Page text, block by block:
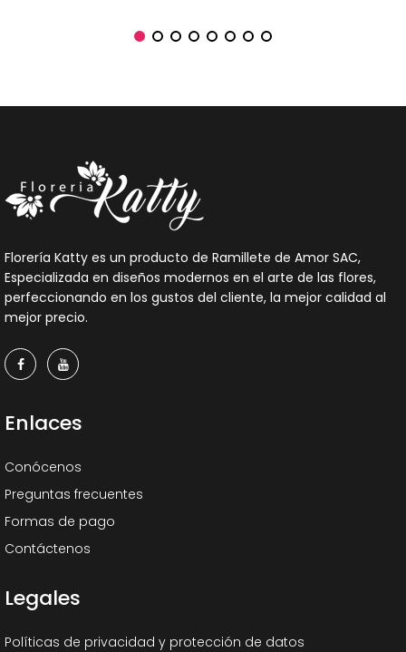
Florería Katty es un producto de Ramillete de Amor SAC,
Especializada en diseños modernos en el arte de las flores,
perfeccionando en los gustos del cliente, la mejor calidad al
mejor precio.
Enlaces
Conócenos
Preguntas frecuentes
Formas de pago
Contáctenos
Legales
Políticas de privacidad y protección de datos